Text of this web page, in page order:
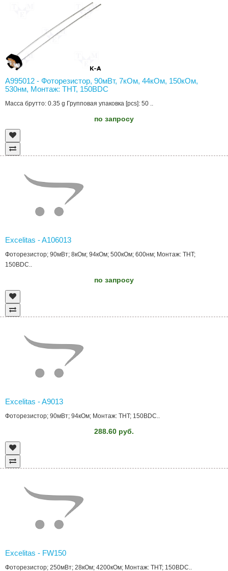
A995012 - Фоторезистор, 90мВт, 7кОм, 44кОм, 150кОм,
530нм, Монтаж: THT, 150ВDC
Масса брутто: 0.35 g Групповая упаковка [pcs]: 50 ..
по запросу
Excelitas - A106013
Фоторезистор; 90мВт; 8кОм; 94кОм; 500кОм; 600нм; Монтаж: THT;
150ВDC..
по запросу
Excelitas - A9013
Фоторезистор; 90мВт; 94кОм; Монтаж: THT; 150ВDC..
288.60 руб.
Excelitas - FW150
Фоторезистор; 250мВт; 28кОм; 4200кОм; Монтаж: THT; 150ВDC..